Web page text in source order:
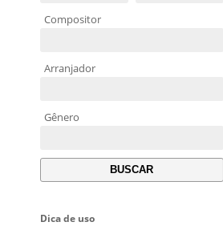
Compositor
Arranjador
Gênero
Dica de uso